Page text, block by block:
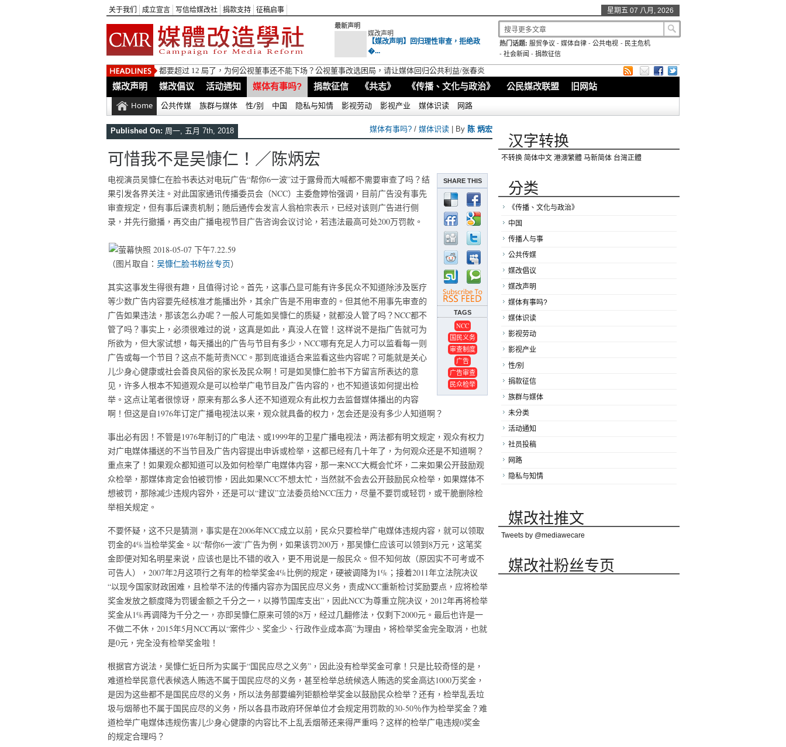
关于我们 成立宣言 写信给媒改社 捐款支持 征稿启事 星期五 07 八月, 2026
最新声明
媒改声明
【媒改声明】回归理性审查，拒绝政
�...
热门话题: 服贸争议 -媒体自律 -公共电视 - 民主危机
- 社会新闻 - 捐款征信
都要超过 12 局了，为何公视董事还不能下场？公视董事改选困局，请让媒体回归公共利益/张春炎
媒改声明 媒改倡议 活动通知 媒体有事吗? 捐款征信 《共志》 《传播、文化与政治》 公民媒改联盟 旧网站
Home 公共传媒 族群与媒体 性/别 中国 隐私与知情 影视劳动 影视产业 媒体识读 网路
Published On: 周一, 五月 7th, 2018 媒体有事吗? / 媒体识读 | By 陈 炳宏
可惜我不是吴慷仁！／陈炳宏
SHARE THIS
TAGS
NCC
国民义务
审查制度
广告
广告审查
民众检举
电视演员吴慷仁在脸书表达对电玩广告“帮你6一波”过于露骨而大喊都不需要审查了吗？结
果引发各界关注。对此国家通讯传播委员会（NCC）主委詹婷怡强调，目前广告没有事先
审查规定，但有事后课责机制；随后通传会发言人翁柏宗表示，已经对该则广告进行侧
录，并先行撤播，再交由广播电视节目广告咨询会议讨论，若违法最高可处200万罚款。
（图片取自： 吴慷仁脸书粉丝专页）
其实这事发生得很有趣，且值得讨论。首先，这事凸显可能有许多民众不知道除涉及医疗
等少数广告内容要先经核准才能播出外，其余广告是不用审查的。但其他不用事先审查的
广告如果违法，那该怎么办呢？一般人可能如吴慷仁的质疑，就都没人管了吗？NCC都不
管了吗？事实上，必须很难过的说，这真是如此，真没人在管！这样说不是指广告就可为
所欲为，但大家试想，每天播出的广告与节目有多少，NCC哪有充足人力可以监看每一则
广告或每一个节目？这点不能苛责NCC。那到底谁适合来监看这些内容呢？可能就是关心
儿少身心健康或社会善良风俗的家长及民众啊！可是如吴慷仁脸书下方留言所表达的意
见，许多人根本不知道观众是可以检举广电节目及广告内容的，也不知道该如何提出检
举。这点让笔者很惊讶，原来有那么多人还不知道观众有此权力去监督媒体播出的内容
啊！但这是自1976年订定广播电视法以来，观众就具备的权力，怎会还是没有多少人知道啊？
事出必有因！不管是1976年制订的广电法、或1999年的卫星广播电视法，两法都有明文规定，观众有权力
对广电媒体播送的不当节目及广告内容提出申诉或检举，这都已经有几十年了，为何观众还是不知道啊？
重点来了！如果观众都知道可以及如何检举广电媒体内容，那一来NCC大概会忙坏，二来如果公开鼓励观
众检举，那媒体肯定会怕被罚惨，因此如果NCC不想太忙，当然就不会去公开鼓励民众检举，如果媒体不
想被罚，那除减少违规内容外，还是可以“建议”立法委员给NCC压力，尽量不要罚或轻罚，或干脆删除检
举相关规定。
不要怀疑，这不只是猜测，事实是在2006年NCC成立以前，民众只要检举广电媒体违规内容，就可以领取
罚金的4%当检举奖金。以“帮你6一波”广告为例，如果该罚200万，那吴慷仁应该可以领到8万元，这笔奖
金即便对知名明星来说，应该也是比不错的收入，更不用说是一般民众。但不知何故（原因实不可考或不
可告人），2007年2月这项行之有年的检举奖金4%比例的规定，硬被调降为1%；接着2011年立法院决议
“以现今国家财政困难，且检举不法的传播内容亦为国民应尽义务，责成NCC重新检讨奖励要点，应将检举
奖金发放之额度降为罚锾金额之千分之一，以撙节国库支出”，因此NCC为尊重立院决议，2012年再将检举
奖金从1%再调降为千分之一，亦即吴慷仁原来可领的8万，经过几翻修法，仅剩下2000元。最后也许是一
不做二不休，2015年5月NCC再以“案件少、奖金少、行政作业成本高”为理由，将检举奖金完全取消，也就
是0元，完全没有检举奖金啦！
根据官方说法，吴慷仁近日所为实属于“国民应尽之义务”，因此没有检举奖金可拿！只是比较奇怪的是，
难道检举民意代表候选人贿选不属于国民应尽的义务，甚至检举总统候选人贿选的奖金高达1000万奖金，
是因为这些都不是国民应尽的义务，所以法务部要编列钜额检举奖金以鼓励民众检举？还有，检举乱丢垃
圾与烟蒂也不属于国民应尽的义务，所以各县市政府环保单位才会规定用罚款的30-50％作为检举奖金？难
道检举广电媒体违规伤害儿少身心健康的内容比不上乱丢烟蒂还来得严重吗？这样的检举广电违规0奖金
的规定合理吗？
汉字转换
不转换 简体中文 港澳繁體 马新简体 台灣正體
分类
《传播、文化与政治》
中国
传播人与事
公共传媒
媒改倡议
媒改声明
媒体有事吗?
媒体识读
影视劳动
影视产业
性/别
捐款征信
族群与媒体
未分类
活动通知
社员投稿
网路
隐私与知情
媒改社推文
Tweets by @mediawecare
媒改社粉丝专页